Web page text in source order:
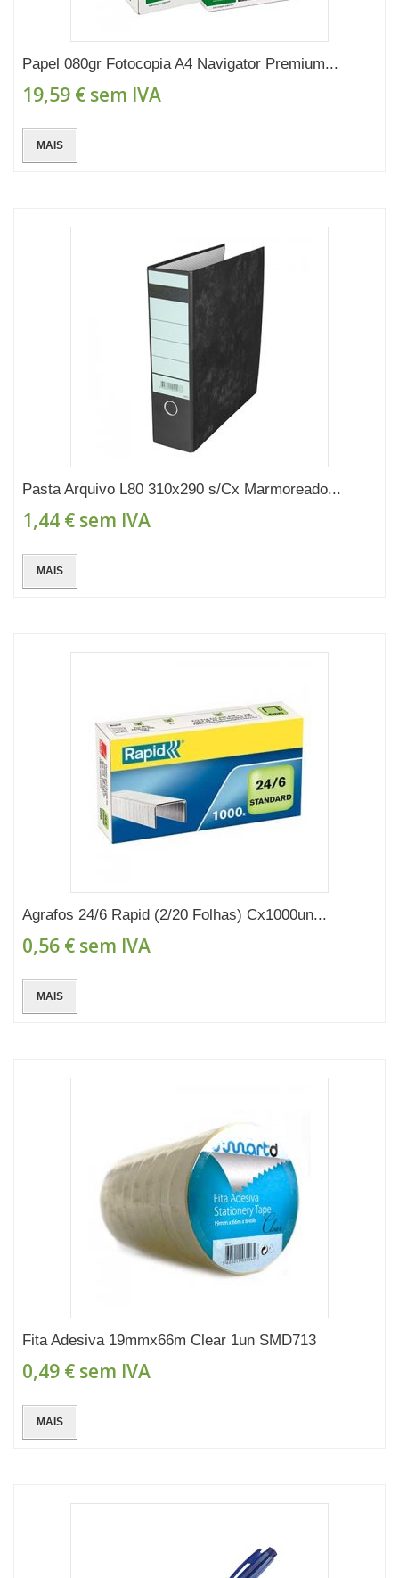
Papel 080gr Fotocopia A4 Navigator Premium...
19,59 € sem IVA
MAIS
Pasta Arquivo L80 310x290 s/Cx Marmoreado...
1,44 € sem IVA
MAIS
Agrafos 24/6 Rapid (2/20 Folhas) Cx1000un...
0,56 € sem IVA
MAIS
Fita Adesiva 19mmx66m Clear 1un SMD713
0,49 € sem IVA
MAIS